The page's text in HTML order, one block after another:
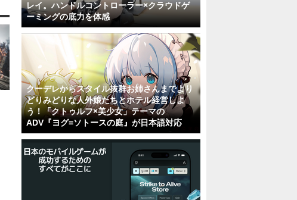
レイ。ハンドルコントローラー×クラウドゲ
ーミングの底力を体感
クーデレからスタイル抜群お姉さんまでより
どりみどりな人外娘たちとホテル経営しよ
う！「クトゥルフ×美少女」テーマの
ADV『ヨグ=ソトースの庭』が日本語対応